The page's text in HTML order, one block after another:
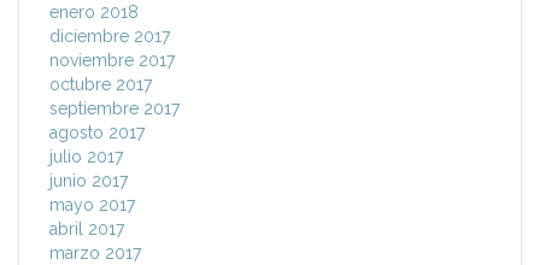
enero 2018
diciembre 2017
noviembre 2017
octubre 2017
septiembre 2017
agosto 2017
julio 2017
junio 2017
mayo 2017
abril 2017
marzo 2017